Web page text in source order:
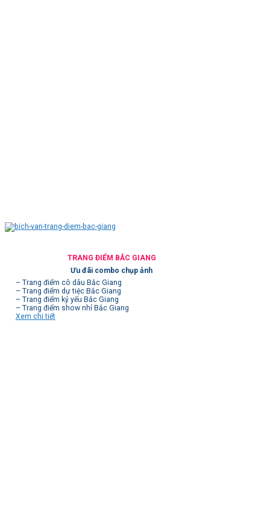
TRANG ĐIỂM BẮC GIANG
Ưu đãi combo chụp ảnh
– Trang điểm cô dâu Bắc Giang
– Trang điểm dự tiệc Bắc Giang
– Trang điểm kỷ yếu Bắc Giang
– Trang điểm show nhí Bắc Giang
Xem chi tiết